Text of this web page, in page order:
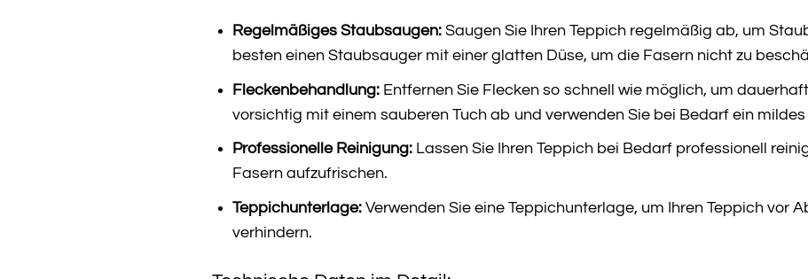
Regelmäßiges Staubsaugen:Saugen Sie Ihren Teppich regelmäßig ab, um
besten einen Staubsauger mit einer glatten Düse, um die Fasern nicht zu
Fleckenbehandlung:Entfernen Sie Flecken so schnell wie möglich, um
vorsichtig mit einem sauberen Tuch ab und verwenden Sie bei Bedarf ein
Professionelle Reinigung:Lassen Sie Ihren Teppich bei Bedarf professionell
Fasern aufzufrischen.
Teppichunterlage:Verwenden Sie eine Teppichunterlage, um Ihren Teppich vor
verhindern.